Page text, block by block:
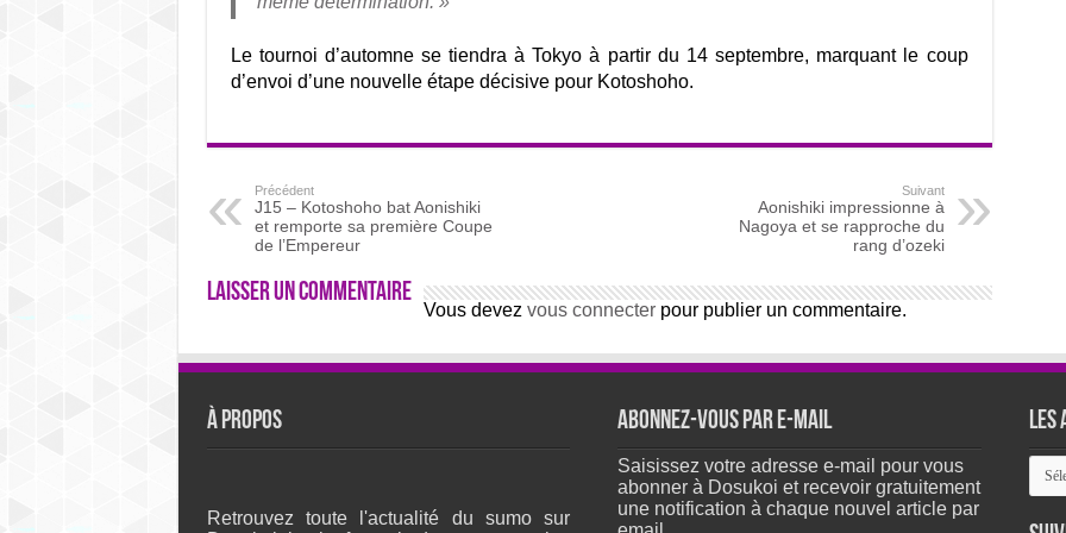
Le tournoi d’automne se tiendra à Tokyo à partir du 14 septembre, marquant le coup
d’envoi d’une nouvelle étape décisive pour Kotoshoho.
Précédent
J15 – Kotoshoho bat Aonishiki
et remporte sa première Coupe
de l’Empereur
Suivant
Aonishiki impressionne à
Nagoya et se rapproche du
rang d’ozeki
Laisser un commentaire
Vous devez vous connecterpour publier un commentaire.
À propos
Retrouvez toute l'actualité du sumo sur
Abonnez-vous par e-mail
Saisissez votre adresse e-mail pour vous
abonner à Dosukoi et recevoir gratuitement
une notification à chaque nouvel article par
Les
Les
site